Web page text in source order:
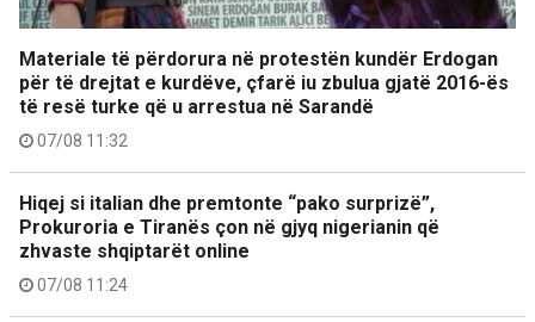
Materiale të përdorura në protestën kundër Erdogan
për të drejtat e kurdëve, çfarë iu zbulua gjatë 2016-ës
të resë turke që u arrestua në Sarandë
07/08 11:32
Hiqej si italian dhe premtonte “pako surprizë”,
Prokuroria e Tiranës çon në gjyq nigerianin që
zhvaste shqiptarët online
07/08 11:24